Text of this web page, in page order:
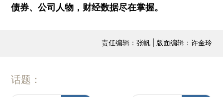
债券、公司人物，财经数据尽在掌握。
责任编辑：张帆 | 版面编辑：许金玲
话题：